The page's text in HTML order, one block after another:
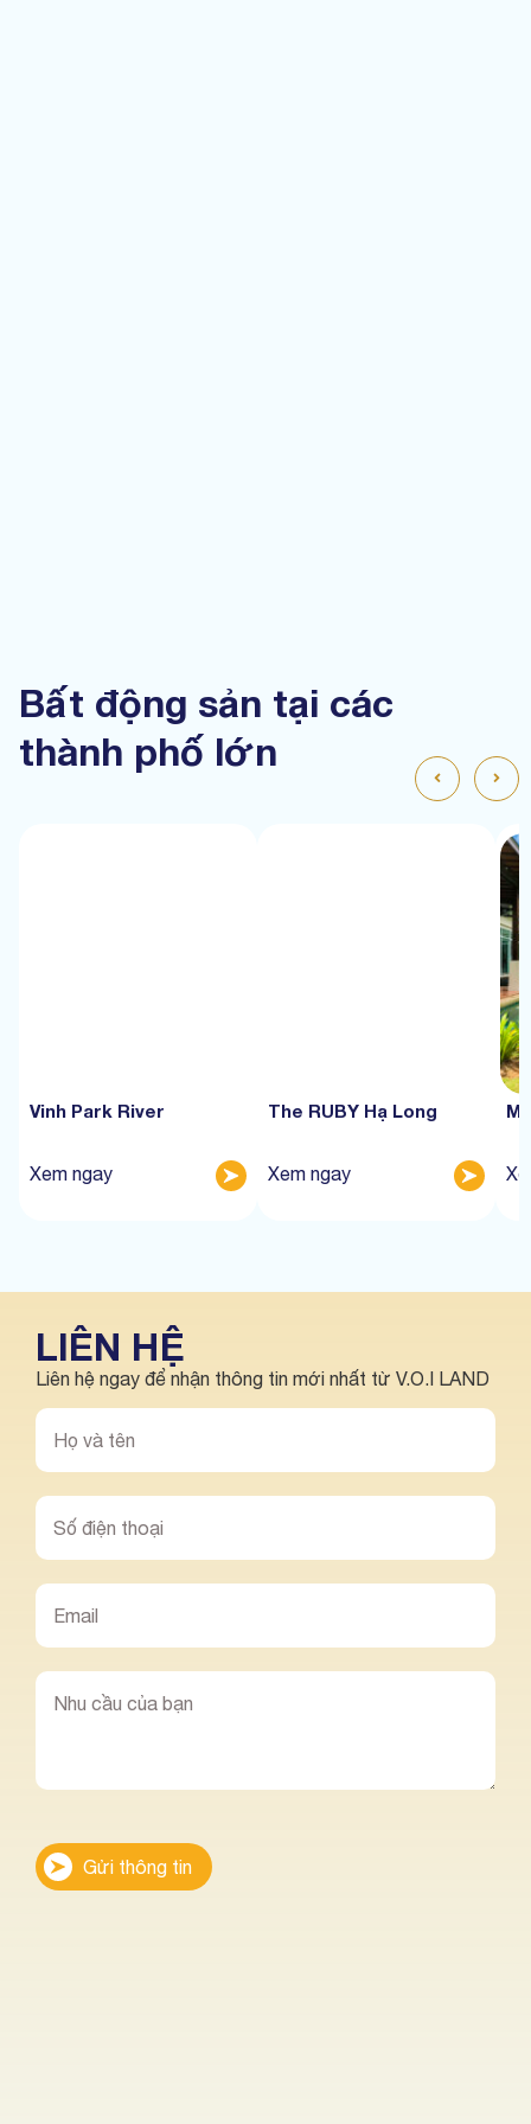
Bất động sản tại các
thành phố lớn
Vinh Park River
Xem ngay
The RUBY Hạ Long
Xem ngay
LIÊN HỆ
Liên hệ ngay để nhận thông tin mới nhất từ V.O.I LAND
Gửi thông tin